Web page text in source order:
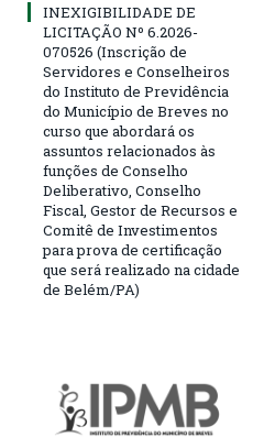
INEXIGIBILIDADE DE
LICITAÇÃO Nº 6.2026-
070526 (Inscrição de
Servidores e Conselheiros
do Instituto de Previdência
do Município de Breves no
curso que abordará os
assuntos relacionados às
funções de Conselho
Deliberativo, Conselho
Fiscal, Gestor de Recursos e
Comitê de Investimentos
para prova de certificação
que será realizado na cidade
de Belém/PA)